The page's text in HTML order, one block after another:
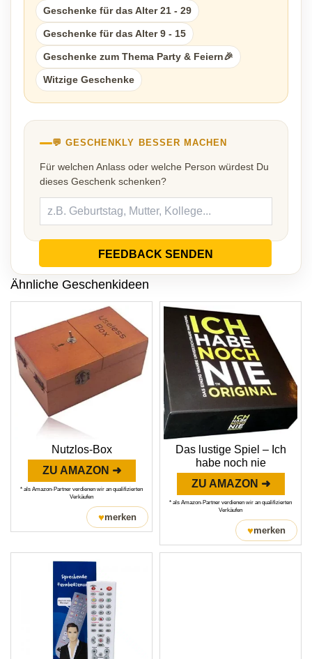
Geschenke für das Alter 21 - 29
Geschenke für das Alter 9 - 15
Geschenke zum Thema Party & Feiern🎉
Witzige Geschenke
💬 GESCHENKLY BESSER MACHEN
Für welchen Anlass oder welche Person würdest Du
dieses Geschenk schenken?
FEEDBACK SENDEN
Ähnliche Geschenkideen
Nutzlos-Box
ZU AMAZON ➜
* als Amazon-Partner verdienen wir an qualifizierten
Verkäufen
♥merken
Das lustige Spiel – Ich
habe noch nie
ZU AMAZON ➜
* als Amazon-Partner verdienen wir an qualifizierten
Verkäufen
♥merken